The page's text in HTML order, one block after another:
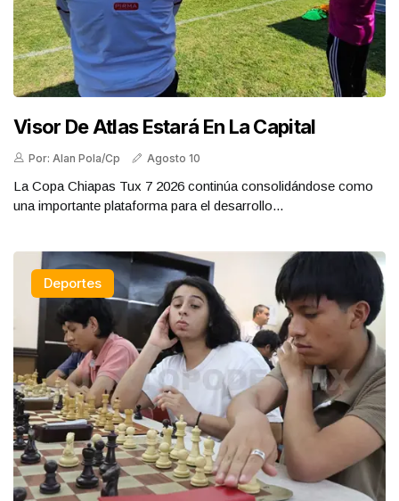
Visor De Atlas Estará En La Capital
Por: Alan Pola/Cp Agosto 10
La Copa Chiapas Tux 7 2026 continúa consolidándose como
una importante plataforma para el desarrollo...
Deportes